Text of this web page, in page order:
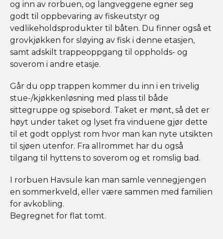
og inn av rorbuen, og langveggene egner seg
godt til oppbevaring av fiskeutstyr og
vedlikeholdsprodukter til båten. Du finner også et
grovkjøkken for sløying av fisk i denne etasjen,
samt adskilt trappeoppgang til oppholds- og
soverom i andre etasje.
Går du opp trappen kommer du inn i en trivelig
stue-/kjøkkenløsning med plass til både
sittegruppe og spisebord. Taket er mønt, så det er
høyt under taket og lyset fra vinduene gjør dette
til et godt opplyst rom hvor man kan nyte utsikten
til sjøen utenfor. Fra allrommet har du også
tilgang til hyttens to soverom og et romslig bad.
I rorbuen Havsule kan man samle vennegjengen
en sommerkveld, eller være sammen med familien
for avkobling.
Begregnet for flat tomt.